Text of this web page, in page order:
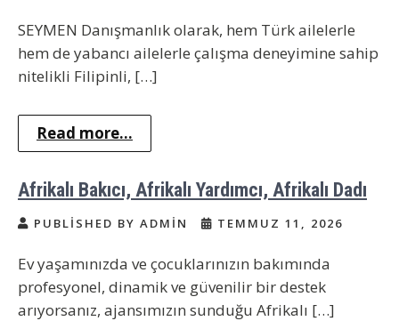
SEYMEN Danışmanlık olarak, hem Türk ailelerle
hem de yabancı ailelerle çalışma deneyimine sahip
nitelikli Filipinli, […]
Read more...
Afrikalı Bakıcı, Afrikalı Yardımcı, Afrikalı Dadı
PUBLISHED BY ADMIN TEMMUZ 11, 2026
Ev yaşamınızda ve çocuklarınızın bakımında
profesyonel, dinamik ve güvenilir bir destek
arıyorsanız, ajansımızın sunduğu Afrikalı […]